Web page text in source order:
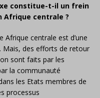
constitue-t-il un frein
Afrique centrale ?
centrale est d’une
Mais, des efforts de retour
sont faits par les
la communauté
les Etats membres de
processus